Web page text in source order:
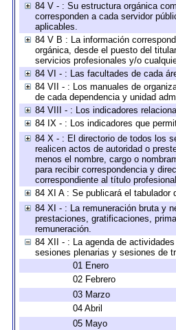
84 V - : Su estructura orgánica
corresponden a cada servidor
aplicables.
84 V B : La información
orgánica, desde el puesto del
servicios profesionales y/o
84 VI - : Las facultades de cada
84 VII - : Los manuales de
de cada dependencia y unidad
84 VIII - : Los indicadores
84 IX - : Los indicadores que
84 X - : El directorio de todos los
realicen actos de autoridad o
menos el nombre, cargo o
para recibir correspondencia y
correspondiente al título
84 XI A : Se publicará el tabulador
84 XI - : La remuneración bruta y
prestaciones, gratificaciones,
remuneración.
84 XII - : La agenda de
sesiones plenarias y sesiones de
01 Enero
02 Febrero
03 Marzo
04 Abril
05 Mayo